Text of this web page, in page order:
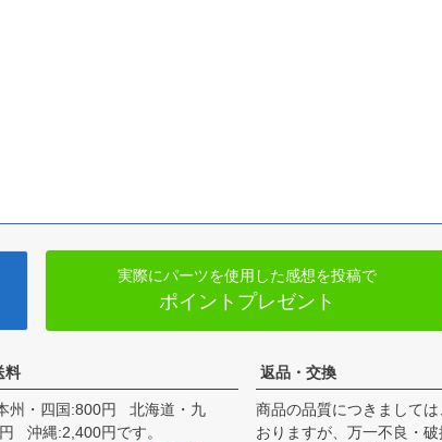
実際にパーツを使用した感想を投稿で
ポイントプレゼント
料
州・四国:800円 北海道・九
沖縄:2,400円です。
返品・交換
商品の品質につきまして
おりますが、万一不良・